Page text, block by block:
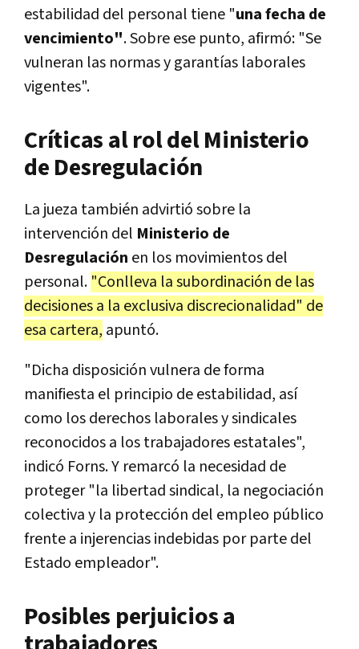
estabilidad del personal tiene "una fecha de
vencimiento". Sobre ese punto, afirmó: "Se
vulneran las normas y garantías laborales
vigentes".
Críticas al rol del Ministerio
de Desregulación
La jueza también advirtió sobre la
intervención del Ministerio de
Desregulación en los movimientos del
personal. "Conlleva la subordinación de las
decisiones a la exclusiva discrecionalidad" de
esa cartera, apuntó.
"Dicha disposición vulnera de forma
manifiesta el principio de estabilidad, así
como los derechos laborales y sindicales
reconocidos a los trabajadores estatales",
indicó Forns. Y remarcó la necesidad de
proteger "la libertad sindical, la negociación
colectiva y la protección del empleo público
frente a injerencias indebidas por parte del
Estado empleador".
Posibles perjuicios a